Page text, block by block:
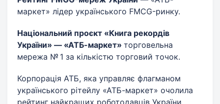
маркет» лідер українського FMCG-ринку.
Національний проєкт «Книга рекордів
України» — «АТБ-маркет» торговельна
мережа № 1 за кількістю торговий точок.
Корпорація АТБ, яка управляє флагманом
українського рітейлу «АТБ-маркет» очолила